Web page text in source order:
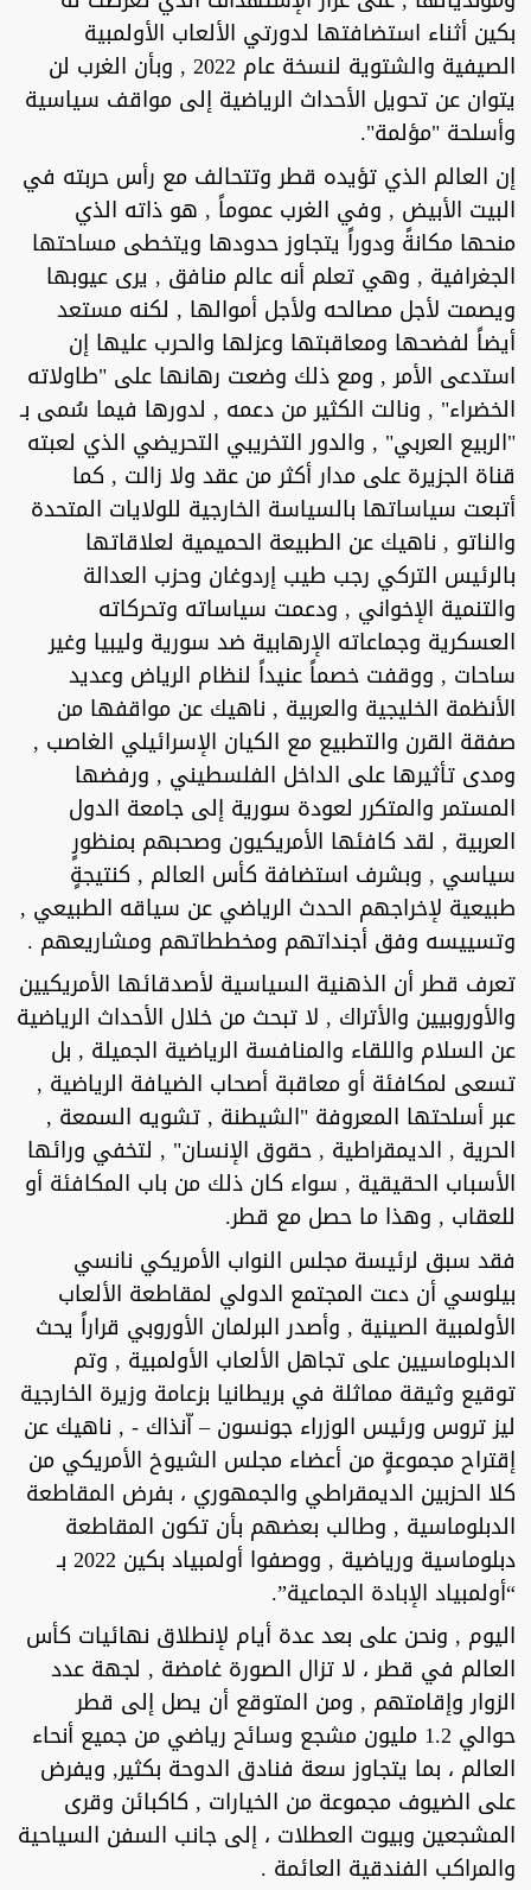
بكين أثناء استضافتها لدورتي الألعاب الأولمبية
الصيفية والشتوية لنسخة عام 2022 , وبأن الغرب لن
يتوان عن تحويل الأحداث الرياضية إلى مواقف سياسية
وأسلحة "مؤلمة".
إن العالم الذي تؤيده قطر وتتحالف مع رأس حربته في
البيت الأبيض , وفي الغرب عموماً , هو ذاته الذي
منحها مكانةً ودوراً يتجاوز حدودها ويتخطى مساحتها
الجغرافية , وهي تعلم أنه عالم منافق , يرى عيوبها
ويصمت لأجل مصالحه ولأجل أموالها , لكنه مستعد
أيضاً لفضحها ومعاقبتها وعزلها والحرب عليها إن
استدعى الأمر , ومع ذلك وضعت رهانها على "طاولاته
الخضراء" , ونالت الكثير من دعمه , لدورها فيما سُمى بـ
"الربيع العربي" , والدور التخريبي التحريضي الذي لعبته
قناة الجزيرة على مدار أكثر من عقد ولا زالت , كما
أتبعت سياساتها بالسياسة الخارجية للولايات المتحدة
والناتو , ناهيك عن الطبيعة الحميمية لعلاقاتها
بالرئيس التركي رجب طيب إردوغان وحزب العدالة
والتنمية الإخواني , ودعمت سياساته وتحركاته
العسكرية وجماعاته الإرهابية ضد سورية وليبيا وغير
ساحات , ووقفت خصماً عنيداً لنظام الرياض وعديد
الأنظمة الخليجية والعربية , ناهيك عن مواقفها من
صفقة القرن والتطبيع مع الكيان الإسرائيلي الغاصب ,
ومدى تأثيرها على الداخل الفلسطيني , ورفضها
المستمر والمتكرر لعودة سورية إلى جامعة الدول
العربية , لقد كافئها الأمريكيون وصحبهم بمنظورٍ
سياسي , وبشرف استضافة كأس العالم , كنتيجةٍ
طبيعية لإخراجهم الحدث الرياضي عن سياقه الطبيعي ,
وتسييسه وفق أجنداتهم ومخططاتهم ومشاريعهم .
تعرف قطر أن الذهنية السياسية لأصدقائها الأمريكيين
والأوروبيين والأتراك , لا تبحث من خلال الأحداث الرياضية
عن السلام واللقاء والمنافسة الرياضية الجميلة , بل
تسعى لمكافئة أو معاقبة أصحاب الضيافة الرياضية ,
عبر أسلحتها المعروفة "الشيطنة , تشويه السمعة ,
الحرية , الديمقراطية , حقوق الإنسان" , لتخفي ورائها
الأسباب الحقيقية , سواء كان ذلك من باب المكافئة أو
للعقاب , وهذا ما حصل مع قطر.
فقد سبق لرئيسة مجلس النواب الأمريكي نانسي
بيلوسي أن دعت المجتمع الدولي لمقاطعة الألعاب
الأولمبية الصينية , وأصدر البرلمان الأوروبي قراراً يحث
الدبلوماسيين على تجاهل الألعاب الأولمبية , وتم
توقيع وثيقة مماثلة في بريطانيا بزعامة وزيرة الخارجية
ليز تروس ورئيس الوزراء جونسون – اّنذاك - , ناهيك عن
إقتراح مجموعةٍ من أعضاء مجلس الشيوخ الأمريكي من
كلا الحزبين الديمقراطي والجمهوري ، بفرض المقاطعة
الدبلوماسية , وطالب بعضهم بأن تكون المقاطعة
دبلوماسية ورياضية , ووصفوا أولمبياد بكين 2022 بـ
“أولمبياد الإبادة الجماعية”.
اليوم , ونحن على بعد عدة أيام لإنطلاق نهائيات كأس
العالم في قطر ، لا تزال الصورة غامضة , لجهة عدد
الزوار وإقامتهم , ومن المتوقع أن يصل إلى قطر
حوالي 1.2 مليون مشجع وسائح رياضي من جميع أنحاء
العالم ، بما يتجاوز سعة فنادق الدوحة بكثير, ويفرض
على الضيوف مجموعة من الخيارات , كاكبائن وقرى
المشجعين وبيوت العطلات ، إلى جانب السفن السياحية
والمراكب الفندقية العائمة .